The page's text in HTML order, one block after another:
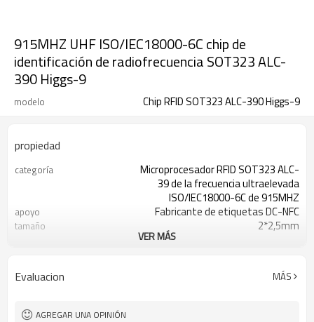
915MHZ UHF ISO/IEC18000-6C chip de
identificación de radiofrecuencia SOT323 ALC-
390 Higgs-9
modelo Chip RFID SOT323 ALC-390 Higgs-9
propiedad
categoría
Microprocesador RFID SOT323 ALC-
39 de la frecuencia ultraelevada
ISO/IEC18000-6C de 915MHZ
apoyo Fabricante de etiquetas DC-NFC
tamaño 2*2,5mm
860-960MHZ
Número de modelo ALC-390 Higgs-9
VER MÁS
Evaluacion MÁS
AGREGAR UNA OPINIÓN